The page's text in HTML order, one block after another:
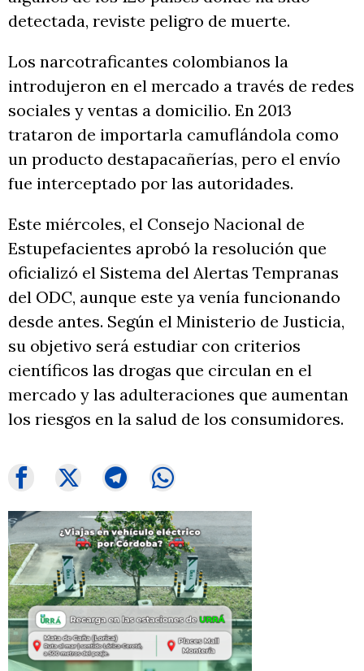
detectada, reviste peligro de muerte.
Los narcotraficantes colombianos la
introdujeron en el mercado a través de redes
sociales y ventas a domicilio. En 2013
trataron de importarla camuflándola como
un producto destapacañerías, pero el envío
fue interceptado por las autoridades.
Este miércoles, el Consejo Nacional de
Estupefacientes aprobó la resolución que
oficializó el Sistema del Alertas Tempranas
del ODC, aunque este ya venía funcionando
desde antes. Según el Ministerio de Justicia,
su objetivo será estudiar con criterios
científicos las drogas que circulan en el
mercado y las adulteraciones que aumentan
los riesgos en la salud de los consumidores.